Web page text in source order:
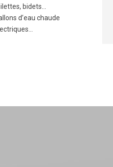
bidets…
d’eau chaude